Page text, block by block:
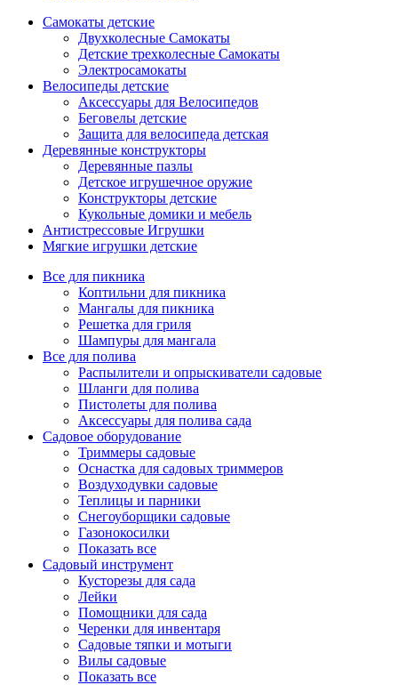
Самокаты детские
Двухколесные Cамокаты
Детские трехколесные Самокаты
Электросамокаты
Велосипеды детские
Аксессуары для Велосипедов
Беговелы детские
Защита для велосипеда детская
Деревянные конструкторы
Деревянные пазлы
Детское игрушечное оружие
Конструкторы детские
Кукольные домики и мебель
Антистрессовые Игрушки
Мягкие игрушки детские
Все для пикника
Коптильни для пикника
Мангалы для пикника
Решетка для гриля
Шампуры для мангала
Все для полива
Распылители и опрыскиватели садовые
Шланги для полива
Пистолеты для полива
Аксессуары для полива сада
Садовое оборудование
Триммеры садовые
Оснастка для садовых триммеров
Воздуходувки садовые
Теплицы и парники
Снегоуборщики садовые
Газонокосилки
Показать все
Садовый инструмент
Кусторезы для сада
Лейки
Помощники для сада
Черенки для инвентаря
Садовые тяпки и мотыги
Вилы садовые
Показать все